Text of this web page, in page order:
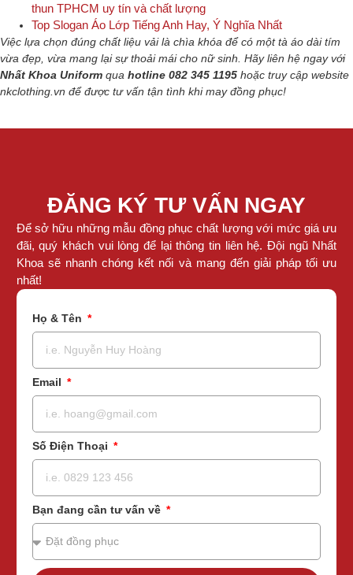
thun TPHCM uy tín và chất lượng
Top Slogan Áo Lớp Tiếng Anh Hay, Ý Nghĩa Nhất
Việc lựa chọn đúng chất liệu vải là chìa khóa để có một tà áo dài tím
vừa đẹp, vừa mang lại sự thoải mái cho nữ sinh. Hãy liên hệ ngay với
Nhất Khoa Uniform qua hotline 082 345 1195 hoặc truy cập website
nkclothing.vn để được tư vấn tận tình khi may đồng phục!
ĐĂNG KÝ TƯ VẤN NGAY
Để sở hữu những mẫu đồng phục chất lượng với mức giá ưu
đãi, quý khách vui lòng để lại thông tin liên hệ. Đội ngũ Nhất
Khoa sẽ nhanh chóng kết nối và mang đến giải pháp tối ưu
nhất!
Họ & Tên
Email
Số Điện Thoại
Bạn đang cần tư vấn về